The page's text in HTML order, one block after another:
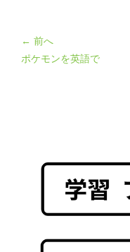
← 前へ
ポケモンを英語で